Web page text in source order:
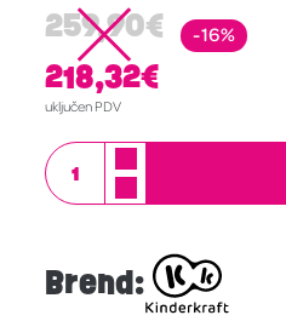
259,90€
218,32€
uključen PDV
-16%
Brend: